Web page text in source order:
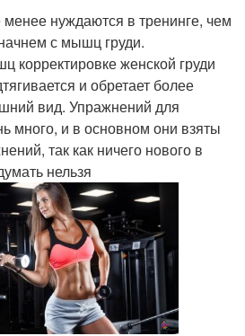
нуждаются в тренинге, чем
с мышц груди.
корректировке женской груди
и обретает более
вид. Упражнений для
много, и в основном они взяты
так как ничего нового в
нельзя